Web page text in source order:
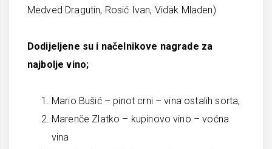
Medved Dragutin, Rosić Ivan, Vidak Mladen)
Dodijeljene su i načelnikove nagrade za
najbolje vino;
Mario Bušić – pinot crni – vina ostalih sorta,
Marenče Zlatko – kupinovo vino – voćna
vina